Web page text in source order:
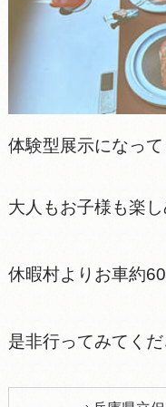
体験型展示になって
大人もお子様も楽し
休暇村よりお車約60
是非行ってみてく